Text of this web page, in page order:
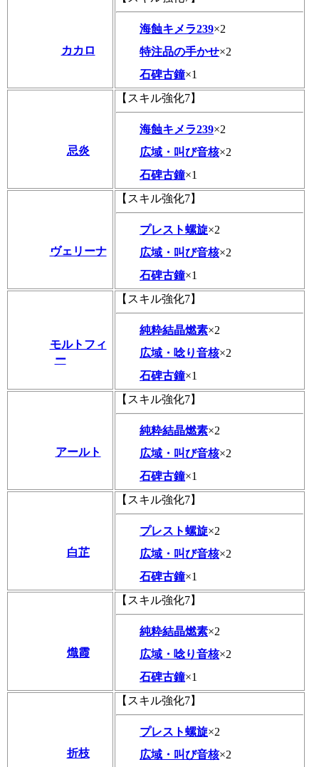
カカロ
海蝕キメラ239×2
特注品の手かせ×2
石碑古鐘×1
忌炎
【スキル強化7】
海蝕キメラ239×2
広域・叫び音核×2
石碑古鐘×1
ヴェリーナ
【スキル強化7】
プレスト螺旋×2
広域・叫び音核×2
石碑古鐘×1
モルトフィ
ー
【スキル強化7】
純粋結晶燃素×2
広域・唸り音核×2
石碑古鐘×1
アールト
【スキル強化7】
純粋結晶燃素×2
広域・叫び音核×2
石碑古鐘×1
白芷
【スキル強化7】
プレスト螺旋×2
広域・叫び音核×2
石碑古鐘×1
熾霞
【スキル強化7】
純粋結晶燃素×2
広域・唸り音核×2
石碑古鐘×1
折枝
【スキル強化7】
プレスト螺旋×2
広域・叫び音核×2